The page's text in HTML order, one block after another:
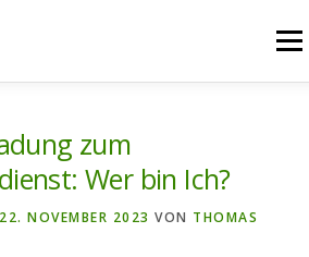
Menü
zum
Wer bin Ich?
22. NOVEMBER 2023 VON THOMAS